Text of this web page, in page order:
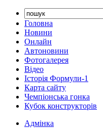
Головна
Новини
Онлайн
Автоновини
Фотогалерея
Відео
Історія Формули-1
Карта сайту
Чемпіонська гонка
Кубок конструкторів
Адмінка